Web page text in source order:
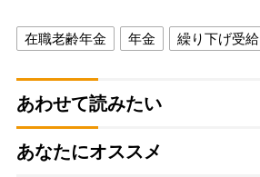
在職老齢年金 年金 繰り下げ受給
あわせて読みたい
あなたにオススメ